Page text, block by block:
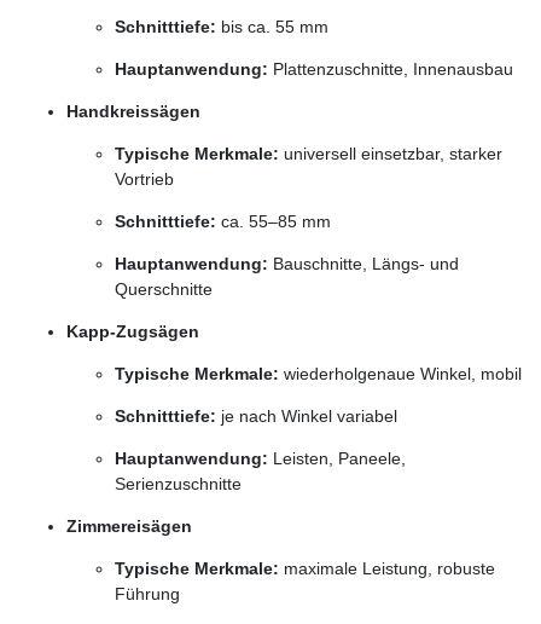
Schnitttiefe: bis ca. 55 mm
Hauptanwendung: Plattenzuschnitte, Innenausbau
Handkreissägen
Typische Merkmale: universell einsetzbar, starker
Vortrieb
Schnitttiefe: ca. 55–85 mm
Hauptanwendung: Bauschnitte, Längs- und
Querschnitte
Kapp-Zugsägen
Typische Merkmale: wiederholgenaue Winkel, mobil
Schnitttiefe: je nach Winkel variabel
Hauptanwendung: Leisten, Paneele,
Serienzuschnitte
Zimmereisägen
Typische Merkmale: maximale Leistung, robuste
Führung